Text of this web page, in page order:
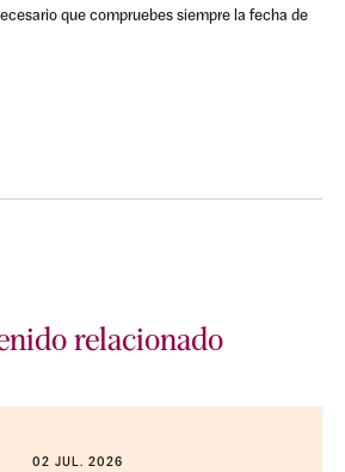
que compruebes siempre la fecha de
relacionado
02 JUL. 2026